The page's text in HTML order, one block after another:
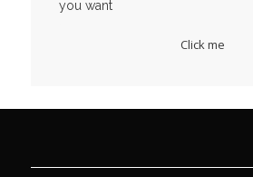
you want
Click me